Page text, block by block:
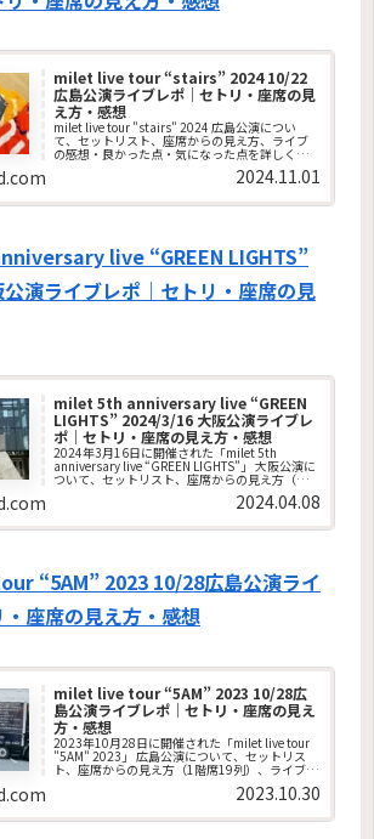
milet live tour “stairs” 2024 10/22
広島公演ライブレポ｜セトリ・座席の見
え方・感想
milet live tour "stairs" 2024 広島公演につい
て、セットリスト、座席からの見え方、ライブ
の感想・良かった点・気になった点を詳しくま
2024.11.01
live “GREEN LIGHTS”
演ライブレポ｜セトリ・座席の見
milet 5th anniversary live “GREEN
LIGHTS” 2024/3/16 大阪公演ライブレ
ポ｜セトリ・座席の見え方・感想
2024年3月16日に開催された「milet 5th
anniversary live “GREEN LIGHTS”」 大阪公演に
ついて、セットリスト、座席からの見え方（ス
タンドG 21列）、ライブの感想を詳しくまとめ
2024.04.08
“5AM” 2023 10/28広島公演ライ
座席の見え方・感想
milet live tour “5AM” 2023 10/28広
島公演ライブレポ｜セトリ・座席の見え
方・感想
2023年10月28日に開催された「milet live tour
"5AM" 2023」 広島公演について、セットリス
ト、座席からの見え方（1階席19列）、ライブの
2023.10.30